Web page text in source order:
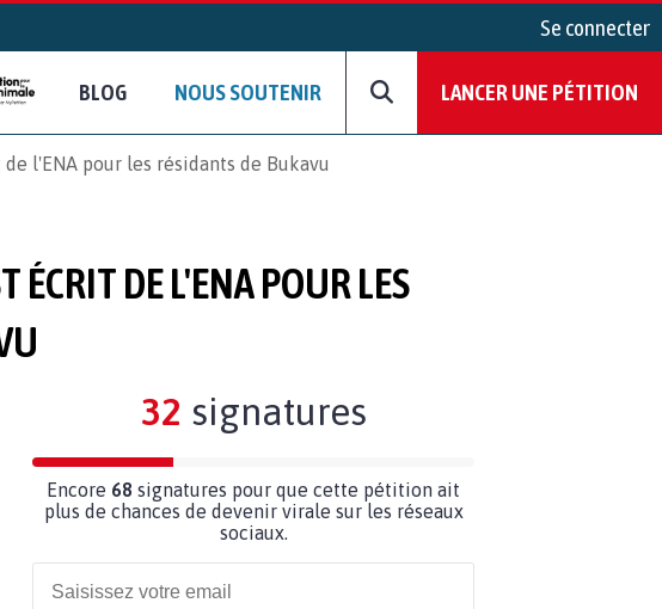
Se connecter
BLOG NOUS SOUTENIR LANCER UNE PÉTITION
l'ENA pour les résidants de Bukavu
ÉCRIT DE L'ENA POUR LES
32 signatures
Encore 68 signatures pour que cette pétition ait
plus de chances de devenir virale sur les réseaux
sociaux.